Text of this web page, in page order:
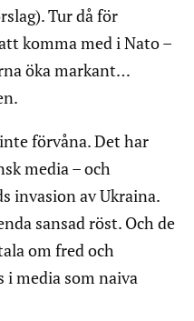
Tur då för
komma med i Nato –
öka markant…
förvåna. Det har
media – och
invasion av Ukraina.
sansad röst. Och de
om fred och
media som naiva